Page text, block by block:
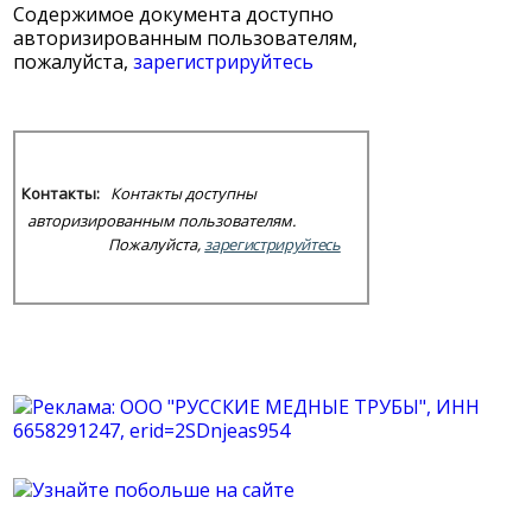
Содержимое документа доступно
авторизированным пользователям,
пожалуйста,зарегистрируйтесь
Контакты: Контакты доступны
авторизированным пользователям.
Пожалуйста,зарегистрируйтесь